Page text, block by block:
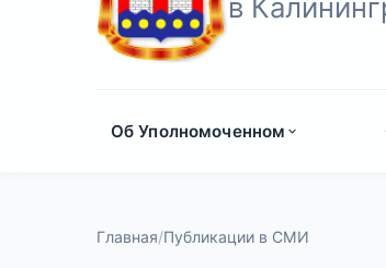
Об Уполномоченном
Главная Публикации в СМИ